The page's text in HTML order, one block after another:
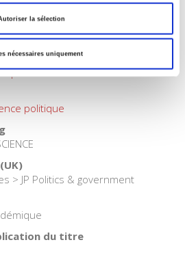
la sélection
nécessaires uniquement
politique
> JP Politics & government
du titre